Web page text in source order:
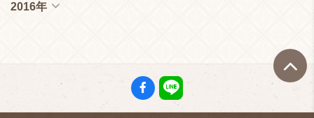
2016年